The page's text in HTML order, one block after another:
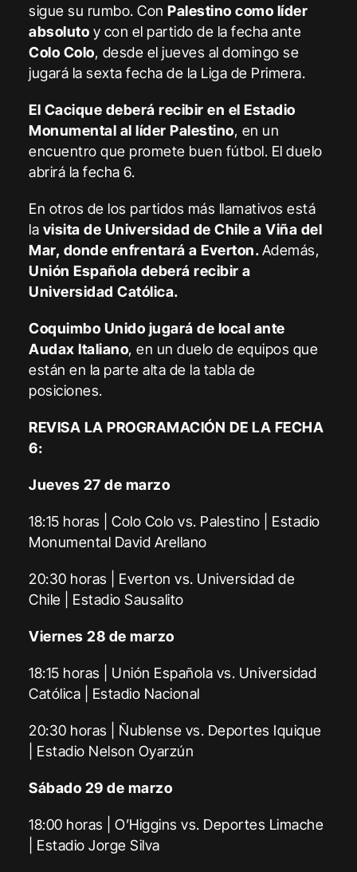
sigue su rumbo. ConPalestino como líder
absoluto y con el partido de la fecha ante
Colo Colo, desde el jueves al domingo se
jugará la sexta fecha de la Liga de Primera.
El Cacique deberá recibir en el Estadio
Monumental al líder Palestino, en un
encuentro que promete buen fútbol. El duelo
abrirá la fecha 6.
En otros de los partidos más llamativos está
la visita de Universidad de Chile a Viña del
Mar, donde enfrentará a Everton.Además,
Unión Española deberá recibir a
Universidad Católica.
Coquimbo Unido jugará de local ante
Audax Italiano, en un duelo de equipos que
están en la parte alta de la tabla de
posiciones.
REVISA LA PROGRAMACIÓN DE LA FECHA
6:
Jueves 27 de marzo
18:15 horas | Colo Colo vs. Palestino | Estadio
Monumental David Arellano
20:30 horas | Everton vs. Universidad de
Chile | Estadio Sausalito
Viernes 28 de marzo
18:15 horas | Unión Española vs. Universidad
Católica | Estadio Nacional
20:30 horas | Ñublense vs. Deportes Iquique
| Estadio Nelson Oyarzún
Sábado 29 de marzo
18:00 horas | O’Higgins vs. Deportes Limache
| Estadio Jorge Silva